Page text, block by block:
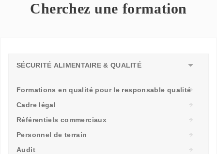
Cherchez une formation
SÉCURITÉ ALIMENTAIRE & QUALITÉ
Formations en qualité pour le responsable qualité
Cadre légal
Référentiels commerciaux
Personnel de terrain
Audit